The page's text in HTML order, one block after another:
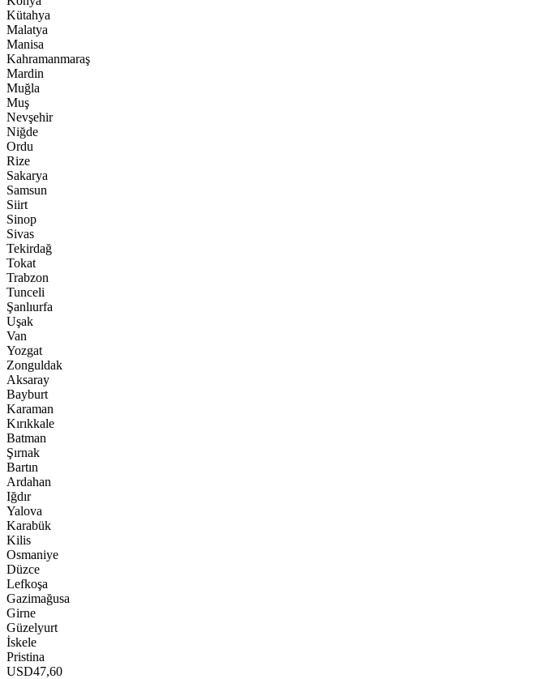
Kütahya
Malatya
Manisa
Kahramanmaraş
Mardin
Muğla
Muş
Nevşehir
Niğde
Ordu
Rize
Sakarya
Samsun
Siirt
Sinop
Sivas
Tekirdağ
Tokat
Trabzon
Tunceli
Şanlıurfa
Uşak
Van
Yozgat
Zonguldak
Aksaray
Bayburt
Karaman
Kırıkkale
Batman
Şırnak
Bartın
Ardahan
Iğdır
Yalova
Karabük
Kilis
Osmaniye
Düzce
Lefkoşa
Gazimağusa
Girne
Güzelyurt
İskele
Pristina
USD47,60